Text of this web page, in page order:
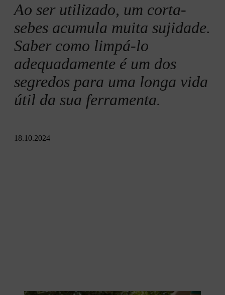
Ao ser utilizado, um corta-
sebes acumula muita sujidade.
Saber como limpá-lo
adequadamente é um dos
segredos para uma longa vida
útil da sua ferramenta.
18.10.2024